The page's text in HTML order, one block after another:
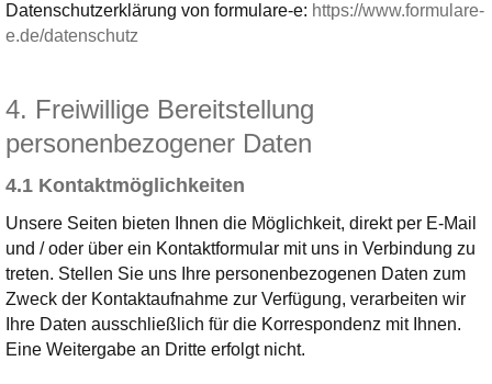
Datenschutzerklärung von formulare-e: https://www.formulare-
e.de/datenschutz
4. Freiwillige Bereitstellung
personenbezogener Daten
4.1 Kontaktmöglichkeiten
Unsere Seiten bieten Ihnen die Möglichkeit, direkt per E-Mail
und / oder über ein Kontaktformular mit uns in Verbindung zu
treten. Stellen Sie uns Ihre personenbezogenen Daten zum
Zweck der Kontaktaufnahme zur Verfügung, verarbeiten wir
Ihre Daten ausschließlich für die Korrespondenz mit Ihnen.
Eine Weitergabe an Dritte erfolgt nicht.